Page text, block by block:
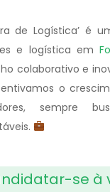
de Logística’ é
e logística em
colaborativo e
o
sempre
se à